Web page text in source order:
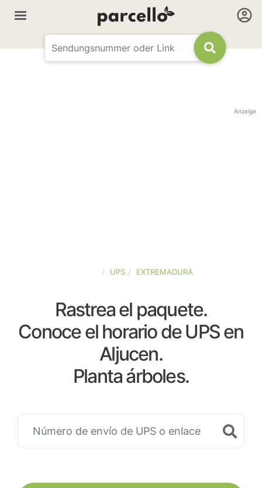
Anzeige
UPS EXTREMADURA
Rastrea el paquete.
Conoce el horario de UPS en
Aljucen.
Planta árboles.